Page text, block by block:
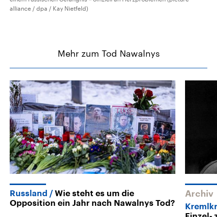
alliance / dpa / Kay Nietfeld)
Mehr zum Tod Nawalnys
Russland
Wie steht es um die
Opposition ein Jahr nach Nawalnys Tod?
Archiv